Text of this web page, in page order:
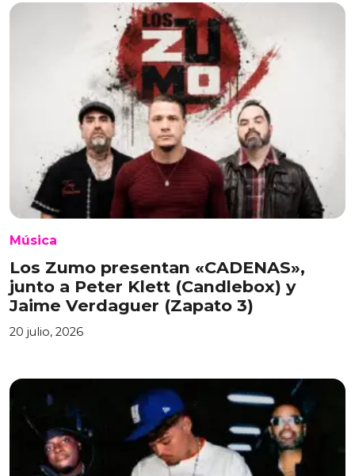
Música
Los Zumo presentan «CADENAS»,
junto a Peter Klett (Candlebox) y
Jaime Verdaguer (Zapato 3)
20 julio, 2026